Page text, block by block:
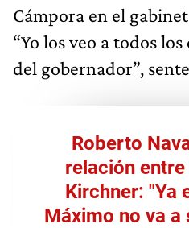
Cámpora en el
“Yo los veo a todos
del gobernador”,
Roberto
relación
Kirchner: "Ya
Máximo no va a